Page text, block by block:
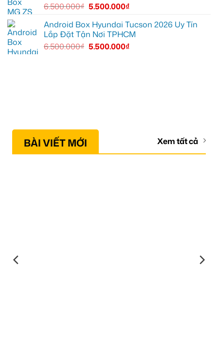
6.500.000₫ 5.500.000₫
Android Box Hyundai Tucson 2026 Uy Tín
Lắp Đặt Tận Nơi TPHCM
6.500.000₫ 5.500.000₫
BÀI VIẾT MỚI Xem tất cả